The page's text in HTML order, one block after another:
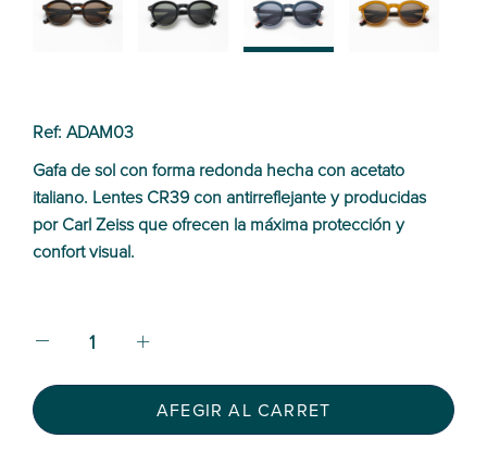
Ref: ADAM03
Gafa de sol con forma redonda hecha con acetato
italiano. Lentes CR39 con antirreflejante y producidas
por Carl Zeiss que ofrecen la máxima protección y
confort visual.
AFEGIR AL CARRET